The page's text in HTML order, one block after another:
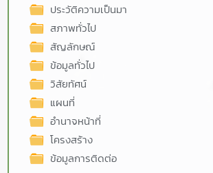
ประวัติความเป็นมา
สภาพทั่วไป
สัญลักษณ์
ข้อมูลทั่วไป
วิสัยทัศน์
แผนที่
อำนาจหน้าที่
โครงสร้าง
ข้อมูลการติดต่อ